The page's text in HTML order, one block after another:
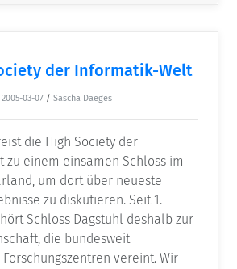
der Informatik-Welt
2005-03-07 / Sascha Daeges
die High Society der
zu einem einsamen Schloss im
um dort über neueste
zu diskutieren. Seit 1.
Schloss Dagstuhl deshalb zur
die bundesweit
vereint. Wir